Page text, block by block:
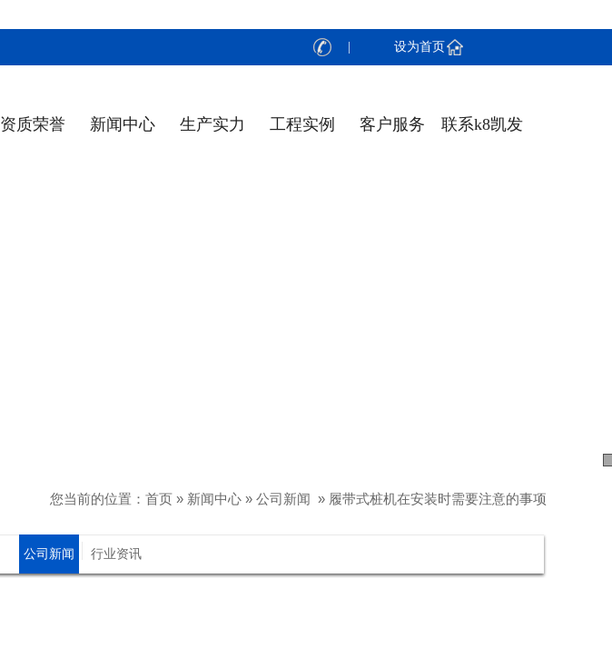
| 设为首页
资质荣誉 新闻中心 生产实力 工程实例 客户服务
联系k8凯发
您当前的位置： 首页 » 新闻中心 » 公司新闻 » 履带式桩机在安装时需要注意的事项
公司新闻 行业资讯